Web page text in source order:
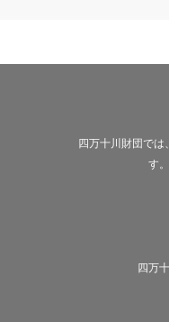
四万十川財団で
す
四万